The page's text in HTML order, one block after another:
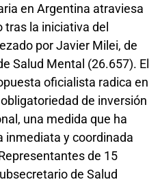
en Argentina atraviesa
tras la iniciativa del
por Javier Milei, de
Salud Mental (26.657). El
oficialista radica en
de inversión
una medida que ha
inmediata y coordinada
de 15
de Salud